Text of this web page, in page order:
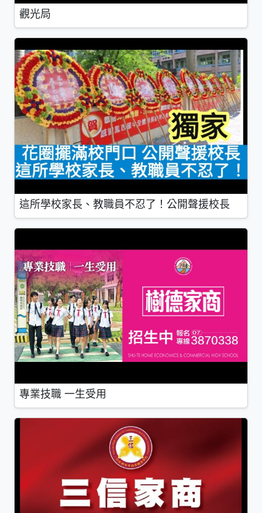
觀光局
這所學校家長、教職員不忍了！公開聲援校長
專業技職 一生受用